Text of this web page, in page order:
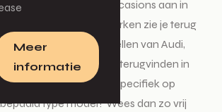
Meer
informatie
nieuwe auto’s en occasions aan in
Alle vertrouwde merken zie je terug
De mooiste modellen van Audi,
en SEAT kun je hier terugvinden in
Ben je heel specifiek op
type model? Wees dan zo vrij